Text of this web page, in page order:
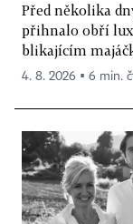
Před několika
přihnalo obří
blikajícím
4. 8. 2026 ▪ 6 min.